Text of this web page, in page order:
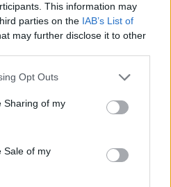
This information may
parties on the IAB’s List of
may further disclose it to other
Opt Outs
Sharing of my
Sale of my
ενδιαφέρει
TECH & SCIENCE
Τσαντραγιάν 3: Η
Ινδία γράφει ιστορία-